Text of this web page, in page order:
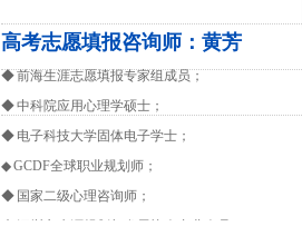
高考志愿填报咨询师：黄芳
◆ 前海生涯志愿填报专家组成员；
◆ 中科院应用心理学硕士；
◆ 电子科技大学固体电子学士；
◆ GCDF全球职业规划师；
◆ 国家二级心理咨询师；